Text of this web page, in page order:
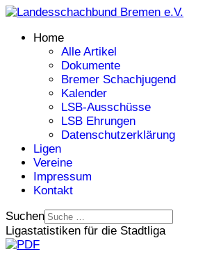
Home
Alle Artikel
Dokumente
Bremer Schachjugend
Kalender
LSB-Ausschüsse
LSB Ehrungen
Datenschutzerklärung
Ligen
Vereine
Impressum
Kontakt
Suchen
Ligastatistiken für die Stadtliga